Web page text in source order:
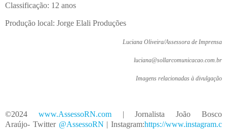
Classificação: 12 anos
Produção local: Jorge Elali Produções
Luciana Oliveira/Assessora de Imprensa
luciana@sollarcomunicacao.com.br
Imagens relacionadas à divulgação
©2024 www.AssessoRN.com| Jornalista João Bosco
Araújo- Twitter @AssessoRN | Instagram:https://www.instagram.c